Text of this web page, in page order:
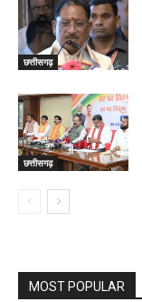
छत्तीसगढ़
छत्तीसगढ़
MOST POPULAR